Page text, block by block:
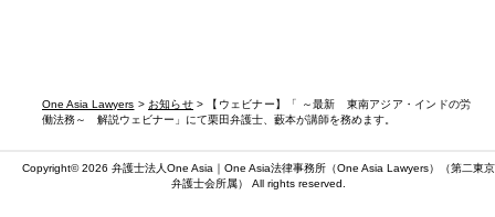
One Asia Lawyers > お知らせ> 【ウェビナー】「 ～最新 東南アジア・インドの労
働法務～ 解説ウェビナー」にて栗田弁護士、藪本が講師を務めます。
Copyright© 2026 弁護士法人One Asia｜One Asia法律事務所（One Asia Lawyers）（第二東京
弁護士会所属） All rights reserved.